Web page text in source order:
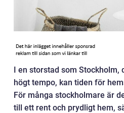
I en storstad som Stockholm,
högt tempo, kan tiden för
För många stockholmare är
till ett rent och prydligt hem,